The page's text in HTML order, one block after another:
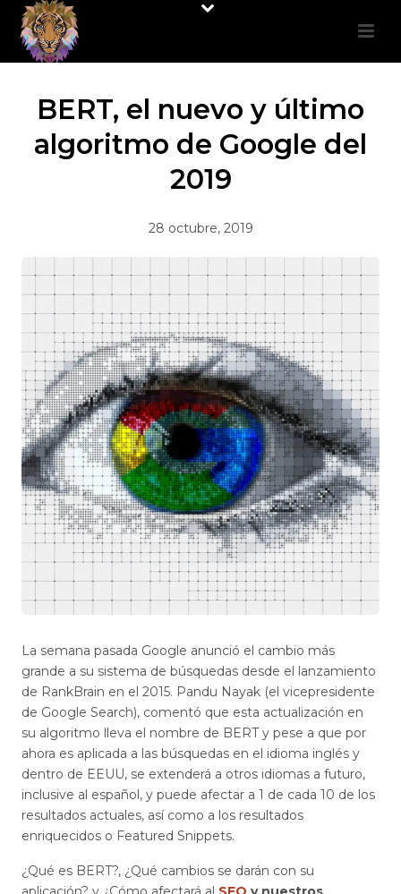
BERT, el nuevo y último
algoritmo de Google del
2019
28 octubre, 2019
La semana pasada Google anunció el cambio más
grande a su sistema de búsquedas desde el lanzamiento
de RankBrain en el 2015. Pandu Nayak (el vicepresidente
de Google Search), comentó que esta actualización en
su algoritmo lleva el nombre de BERT y pese a que por
ahora es aplicada a las búsquedas en el idioma inglés y
dentro de EEUU, se extenderá a otros idiomas a futuro,
inclusive al español, y puede afectar a 1 de cada 10 de los
resultados actuales, así como a los resultados
enriquecidos o Featured Snippets.
¿Qué es BERT?, ¿Qué cambios se darán con su